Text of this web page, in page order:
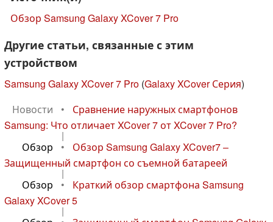
Обзор Samsung Galaxy XCover 7 Pro
Другие статьи, связанные с этим
устройством
Samsung Galaxy XCover 7 Pro (Galaxy XCover Серия)
Новости
•
Сравнение наружных смартфонов
Samsung: Что отличает XCover 7 от XCover 7 Pro?
|
Обзор
•
Обзор Samsung Galaxy XCover7 –
Защищенный смартфон со съемной батареей
|
Обзор
•
Краткий обзор смартфона Samsung
Galaxy XCover 5
|